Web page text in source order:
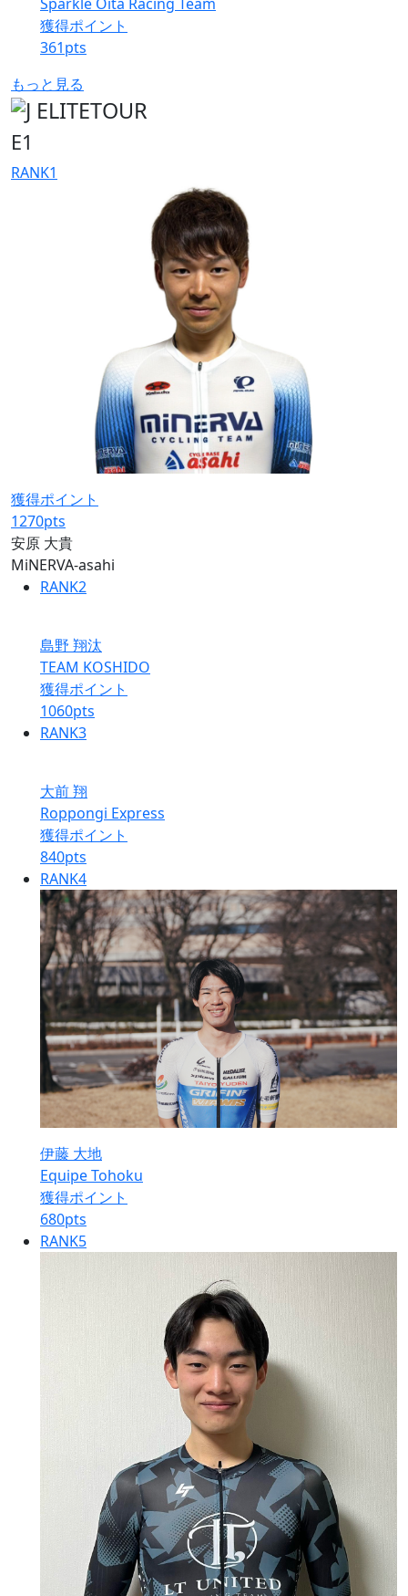
獲得ポイント
361pts
もっと見る
E1
RANK1
獲得ポイント
1270pts
安原 大貴
MiNERVA-asahi
RANK2
島野 翔汰
TEAM KOSHIDO
獲得ポイント
1060pts
RANK3
大前 翔
Roppongi Express
獲得ポイント
840pts
RANK4
伊藤 大地
Equipe Tohoku
獲得ポイント
680pts
RANK5